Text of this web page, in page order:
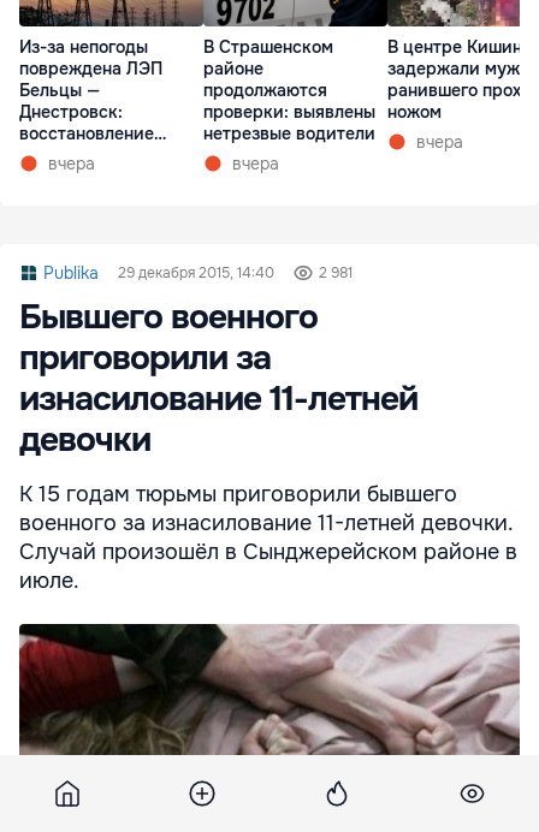
Из-за непогоды
повреждена ЛЭП
Бельцы —
Днестровск:
восстановление
займет более недели
вчера
В Страшенском
районе
продолжаются
проверки: выявлены
нетрезвые водители
вчера
В центре
задержали
ранившего
ножом
вчера
Publika 29 декабря 2015, 14:40 2 981
Бывшего военного
приговорили за
изнасилование 11-летней
девочки
К 15 годам тюрьмы приговорили бывшего
военного за изнасилование 11-летней девочки.
Случай произошёл в Сынджерейском районе в
июле.